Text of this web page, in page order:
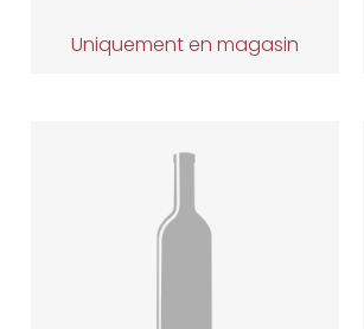
Uniquement en magasin